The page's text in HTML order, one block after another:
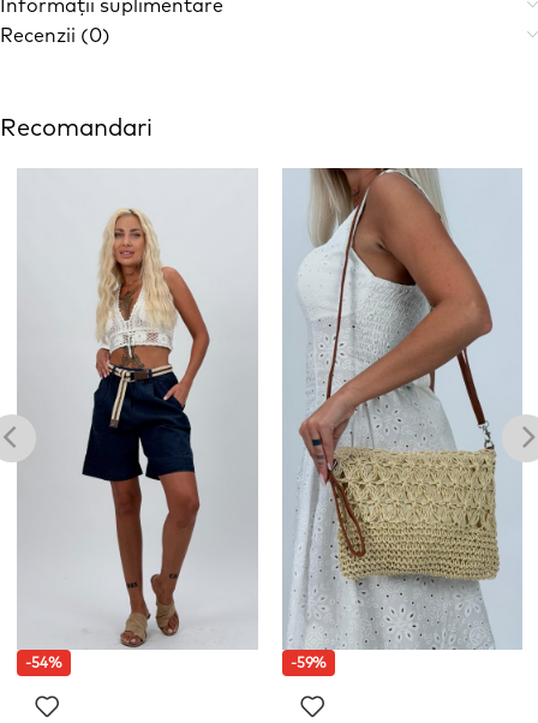
Informații suplimentare
Recenzii (0)
Recomandari
-54% -59%